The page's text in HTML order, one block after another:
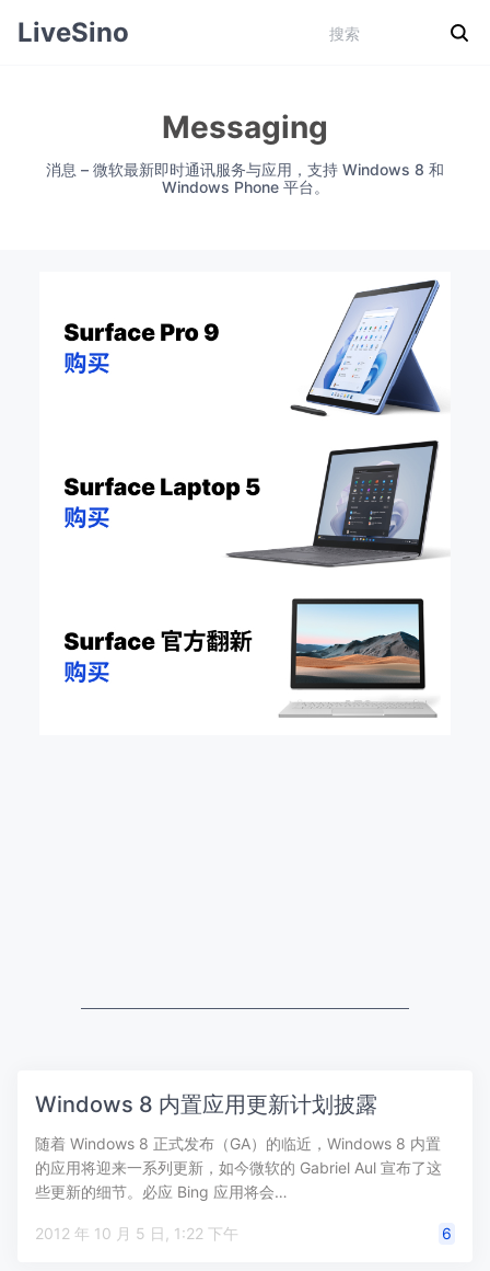
LiveSino
Messaging
消息 – 微软最新即时通讯服务与应用，支持 Windows 8 和
Windows Phone 平台。
Windows 8 内置应用更新计划披露
随着 Windows 8 正式发布（GA）的临近，Windows 8 内置
的应用将迎来一系列更新，如今微软的 Gabriel Aul 宣布了这
些更新的细节。必应 Bing 应用将会…
2012 年 10 月 5 日, 1:22 下午 6